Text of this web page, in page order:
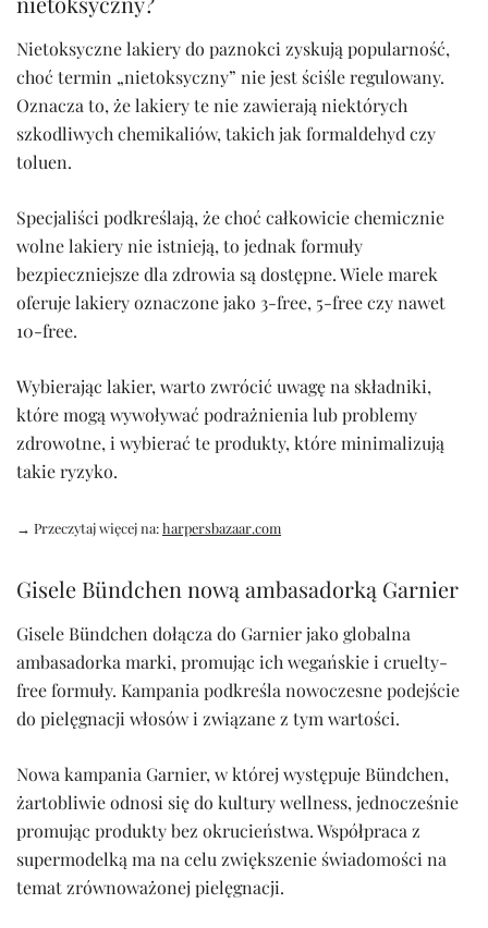
Nietoksyczne lakiery do paznokci zyskują popularność,
choć termin „nietoksyczny” nie jest ściśle regulowany.
Oznacza to, że lakiery te nie zawierają niektórych
szkodliwych chemikaliów, takich jak formaldehyd czy
toluen.
Specjaliści podkreślają, że choć całkowicie chemicznie
wolne lakiery nie istnieją, to jednak formuły
bezpieczniejsze dla zdrowia są dostępne. Wiele marek
oferuje lakiery oznaczone jako 3-free, 5-free czy nawet
10-free.
Wybierając lakier, warto zwrócić uwagę na składniki,
które mogą wywoływać podrażnienia lub problemy
zdrowotne, i wybierać te produkty, które minimalizują
takie ryzyko.
→ Przeczytaj więcej na:harpersbazaar.com
Gisele Bündchen nową ambasadorką Garnier
Gisele Bündchen dołącza do Garnier jako globalna
ambasadorka marki, promując ich wegańskie i cruelty-
free formuły. Kampania podkreśla nowoczesne podejście
do pielęgnacji włosów i związane z tym wartości.
Nowa kampania Garnier, w której występuje Bündchen,
żartobliwie odnosi się do kultury wellness, jednocześnie
promując produkty bez okrucieństwa. Współpraca z
supermodelką ma na celu zwiększenie świadomości na
temat zrównoważonej pielęgnacji.